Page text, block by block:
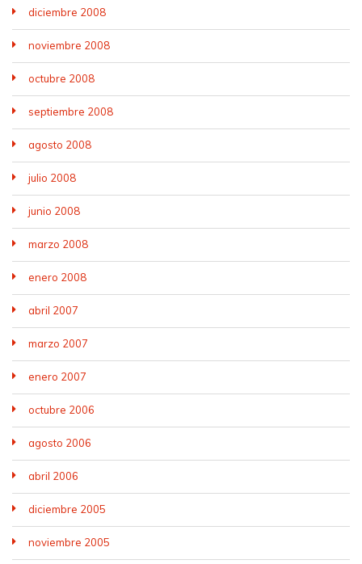
diciembre 2008
noviembre 2008
octubre 2008
septiembre 2008
agosto 2008
julio 2008
junio 2008
marzo 2008
enero 2008
abril 2007
marzo 2007
enero 2007
octubre 2006
agosto 2006
abril 2006
diciembre 2005
noviembre 2005